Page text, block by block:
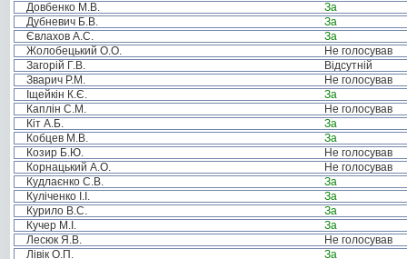
Довбенко М.В.
За
Дубневич Б.В.
За
Євлахов А.С.
За
Жолобецький О.О.
Не голосував
Загорій Г.В.
Відсутній
Зварич Р.М.
Не голосував
Іщейкін К.Є.
За
Каплін С.М.
Не голосував
Кіт А.Б.
За
Кобцев М.В.
За
Козир Б.Ю.
Не голосував
Корнацький А.О.
Не голосував
Кудлаєнко С.В.
За
Куліченко І.І.
За
Курило В.С.
За
Кучер М.І.
За
Лесюк Я.В.
Не голосував
Лівік О.П.
За